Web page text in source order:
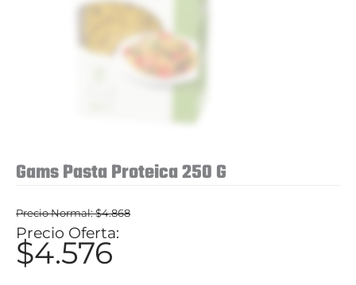
Gams Pasta Proteica 250 G
$4.868
El
precio
$4.576